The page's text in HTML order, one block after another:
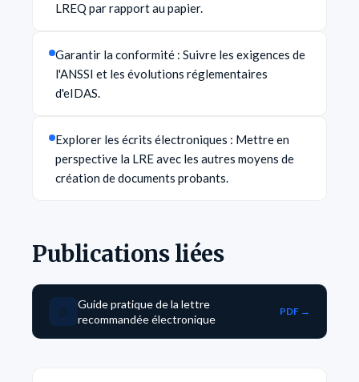
LREQ par rapport au papier.
Garantir la conformité : Suivre les exigences de
l'ANSSI et les évolutions réglementaires
d'eIDAS.
Explorer les écrits électroniques : Mettre en
perspective la LRE avec les autres moyens de
création de documents probants.
Publications liées
Guide pratique de la lettre
recommandée électronique
PDF →